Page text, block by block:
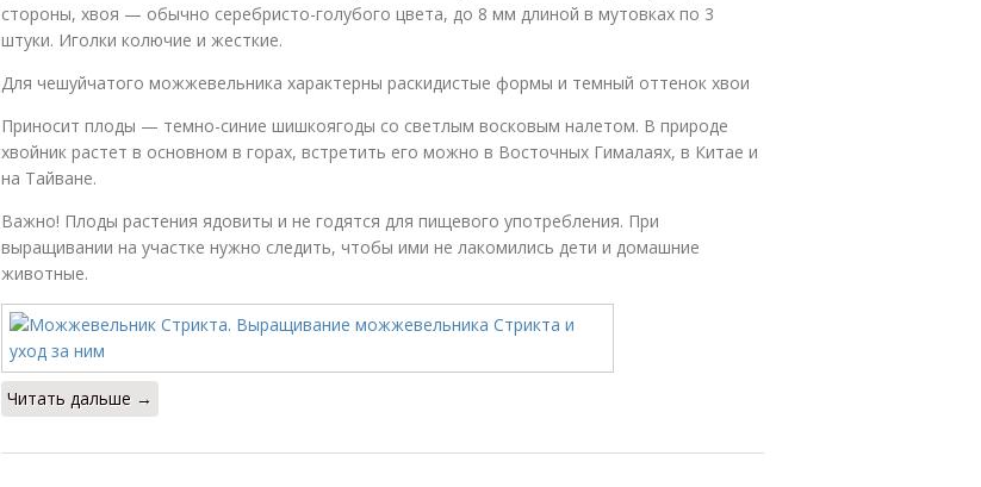
стороны, хвоя — обычно серебристо-голубого цвета, до 8 мм длиной в мутовках по 3
штуки. Иголки колючие и жесткие.
Для чешуйчатого можжевельника характерны раскидистые формы и темный оттенок хвои
Приносит плоды — темно-синие шишкоягоды со светлым восковым налетом. В природе
хвойник растет в основном в горах, встретить его можно в Восточных Гималаях, в Китае и
на Тайване.
Важно! Плоды растения ядовиты и не годятся для пищевого употребления. При
выращивании на участке нужно следить, чтобы ими не лакомились дети и домашние
животные.
Читать дальше →